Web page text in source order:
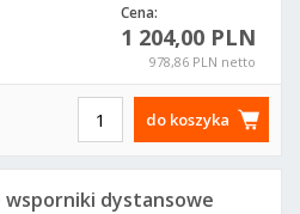
Cena:
1 204,00 PLN
978,86 PLN netto
do koszyka
dystansowe